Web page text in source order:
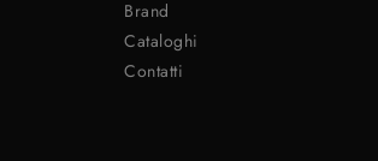
Brand
Cataloghi
Contatti